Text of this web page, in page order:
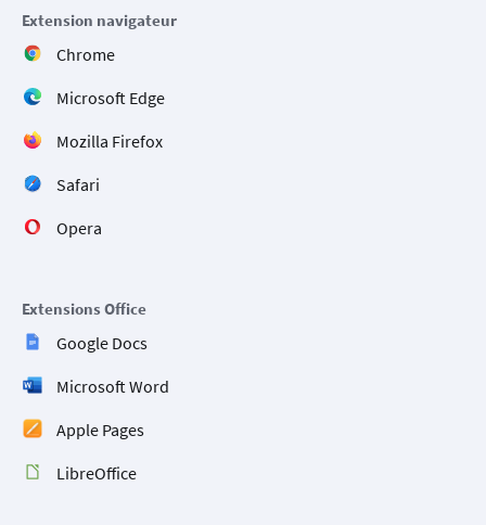
Extension navigateur
Chrome
Microsoft Edge
Mozilla Firefox
Safari
Opera
Extensions Office
Google Docs
Microsoft Word
Apple Pages
LibreOffice